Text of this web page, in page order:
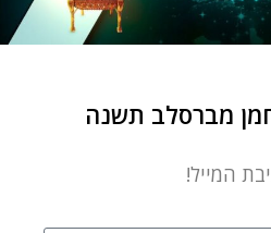
מברסלב תשנה
המייל!